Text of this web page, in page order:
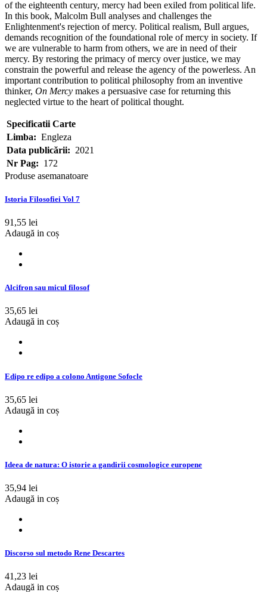
of the eighteenth century, mercy had been exiled from political life.
In this book, Malcolm Bull analyses and challenges the
Enlightenment's rejection of mercy. Political realism, Bull argues,
demands recognition of the foundational role of mercy in society. If
we are vulnerable to harm from others, we are in need of their
mercy. By restoring the primacy of mercy over justice, we may
constrain the powerful and release the agency of the powerless. An
important contribution to political philosophy from an inventive
thinker, On Mercy makes a persuasive case for returning this
neglected virtue to the heart of political thought.
Specificatii Carte
Limba: Engleza
Data publicării: 2021
Nr Pag: 172
Produse asemanatoare
Istoria Filosofiei Vol 7
91,55 lei
Adaugă in coș
Alcifron sau micul filosof
35,65 lei
Adaugă in coș
Edipo re edipo a colono Antigone Sofocle
35,65 lei
Adaugă in coș
Ideea de natura: O istorie a gandirii cosmologice europene
35,94 lei
Adaugă in coș
Discorso sul metodo Rene Descartes
41,23 lei
Adaugă in coș